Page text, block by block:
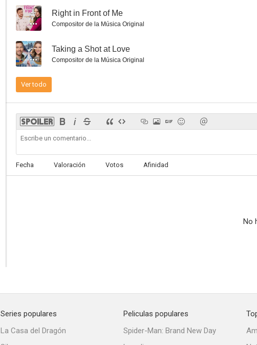
-- Right in Front of Me
Compositor de la Música Original
-- Taking a Shot at Love
Compositor de la Música Original
Ver todo
Fecha Valoración Votos Afinidad
No
Series populares
La Casa del Dragón
Peliculas populares
Spider-Man: Brand New Day